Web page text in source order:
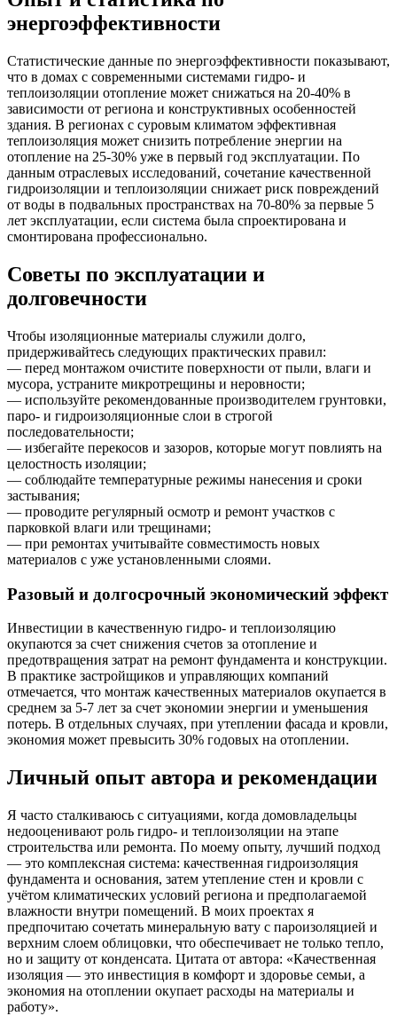
энергоэффективности
Статистические данные по энергоэффективности показывают,
что в домах с современными системами гидро- и
теплоизоляции отопление может снижаться на 20-40% в
зависимости от региона и конструктивных особенностей
здания. В регионах с суровым климатом эффективная
теплоизоляция может снизить потребление энергии на
отопление на 25-30% уже в первый год эксплуатации. По
данным отраслевых исследований, сочетание качественной
гидроизоляции и теплоизоляции снижает риск повреждений
от воды в подвальных пространствах на 70-80% за первые 5
лет эксплуатации, если система была спроектирована и
смонтирована профессионально.
Советы по эксплуатации и
долговечности
Чтобы изоляционные материалы служили долго,
придерживайтесь следующих практических правил:
— перед монтажом очистите поверхности от пыли, влаги и
мусора, устраните микротрещины и неровности;
— используйте рекомендованные производителем грунтовки,
паро- и гидроизоляционные слои в строгой
последовательности;
— избегайте перекосов и зазоров, которые могут повлиять на
целостность изоляции;
— соблюдайте температурные режимы нанесения и сроки
застывания;
— проводите регулярный осмотр и ремонт участков с
парковкой влаги или трещинами;
— при ремонтах учитывайте совместимость новых
материалов с уже установленными слоями.
Разовый и долгосрочный экономический эффект
Инвестиции в качественную гидро- и теплоизоляцию
окупаются за счет снижения счетов за отопление и
предотвращения затрат на ремонт фундамента и конструкции.
В практике застройщиков и управляющих компаний
отмечается, что монтаж качественных материалов окупается в
среднем за 5-7 лет за счет экономии энергии и уменьшения
потерь. В отдельных случаях, при утеплении фасада и кровли,
экономия может превысить 30% годовых на отоплении.
Личный опыт автора и рекомендации
Я часто сталкиваюсь с ситуациями, когда домовладельцы
недооценивают роль гидро- и теплоизоляции на этапе
строительства или ремонта. По моему опыту, лучший подход
— это комплексная система: качественная гидроизоляция
фундамента и основания, затем утепление стен и кровли с
учётом климатических условий региона и предполагаемой
влажности внутри помещений. В моих проектах я
предпочитаю сочетать минеральную вату с пароизоляцией и
верхним слоем облицовки, что обеспечивает не только тепло,
но и защиту от конденсата. Цитата от автора: «Качественная
изоляция — это инвестиция в комфорт и здоровье семьи, а
экономия на отоплении окупает расходы на материалы и
работу».